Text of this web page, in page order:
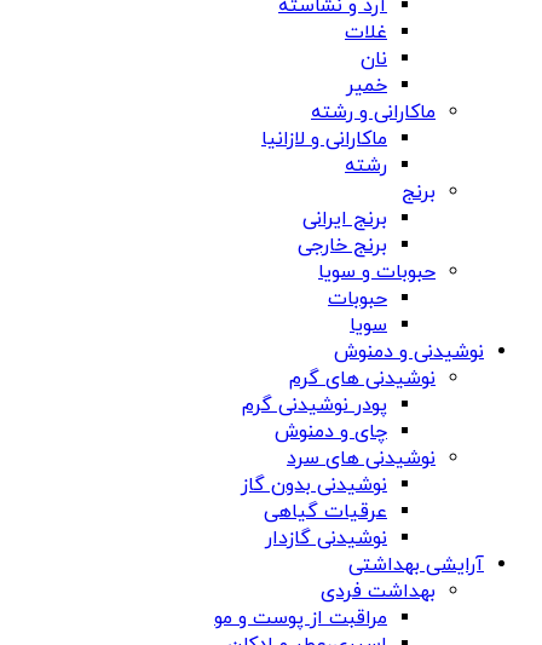
آرد و نشاسته
غلات
نان
خمیر
ماکارانی و رشته
ماکارانی و لازانیا
رشته
برنج
برنج ایرانی
برنج خارجی
حبوبات و سویا
حبوبات
سویا
نوشیدنی و دمنوش
نوشیدنی های گرم
پودر نوشیدنی گرم
چای و دمنوش
نوشیدنی های سرد
نوشیدنی بدون گاز
عرقیات گیاهی
نوشیدنی گازدار
آرایشی بهداشتی
بهداشت فردی
مراقبت از پوست و مو